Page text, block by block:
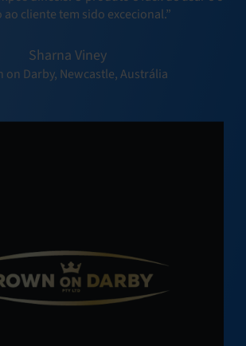
ao cliente tem sido excecional.”
Sharna Viney
on Darby, Newcastle, Austrália